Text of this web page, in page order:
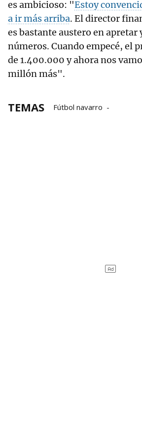
es ambicioso: "Estoy
a ir más arriba. El director
es bastante austero en apretar
números. Cuando empecé, el
de 1.400.000 y ahora nos
millón más".
TEMAS
Fútbol navarro